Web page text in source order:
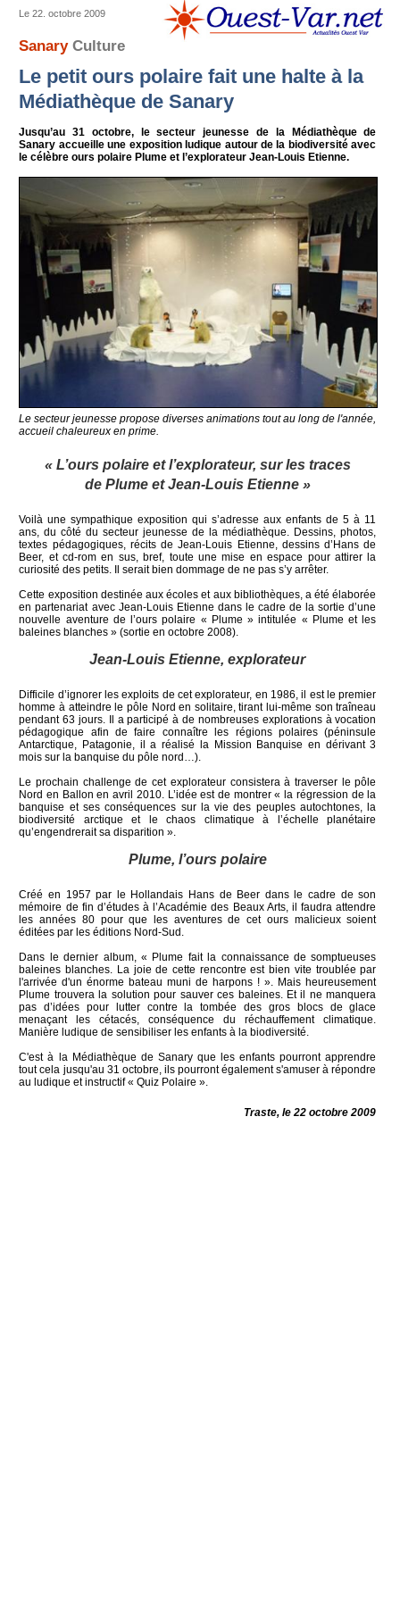
Le 22. octobre 2009
SanaryCulture
Le petit ours polaire fait une halte à la
Médiathèque de Sanary
Jusqu’au 31 octobre, le secteur jeunesse de la Médiathèque de
Sanary accueille une exposition ludique autour de la biodiversité avec
le célèbre ours polaire Plume et l’explorateur Jean-Louis Etienne.
Le secteur jeunesse propose diverses animations tout au long de l'année,
accueil chaleureux en prime.
« L’ours polaire et l’explorateur, sur les traces
de Plume et Jean-Louis Etienne »
Voilà une sympathique exposition qui s’adresse aux enfants de 5 à 11
ans, du côté du secteur jeunesse de la médiathèque. Dessins, photos,
textes pédagogiques, récits de Jean-Louis Etienne, dessins d’Hans de
Beer, et cd-rom en sus, bref, toute une mise en espace pour attirer la
curiosité des petits. Il serait bien dommage de ne pas s’y arrêter.
Cette exposition destinée aux écoles et aux bibliothèques, a été élaborée
en partenariat avec Jean-Louis Etienne dans le cadre de la sortie d’une
nouvelle aventure de l’ours polaire « Plume » intitulée « Plume et les
baleines blanches » (sortie en octobre 2008).
Jean-Louis Etienne, explorateur
Difficile d’ignorer les exploits de cet explorateur, en 1986, il est le premier
homme à atteindre le pôle Nord en solitaire, tirant lui-même son traîneau
pendant 63 jours. Il a participé à de nombreuses explorations à vocation
pédagogique afin de faire connaître les régions polaires (péninsule
Antarctique, Patagonie, il a réalisé la Mission Banquise en dérivant 3
mois sur la banquise du pôle nord…).
Le prochain challenge de cet explorateur consistera à traverser le pôle
Nord en Ballon en avril 2010. L’idée est de montrer « la régression de la
banquise et ses conséquences sur la vie des peuples autochtones, la
biodiversité arctique et le chaos climatique à l’échelle planétaire
qu’engendrerait sa disparition ».
Plume, l’ours polaire
Créé en 1957 par le Hollandais Hans de Beer dans le cadre de son
mémoire de fin d’études à l’Académie des Beaux Arts, il faudra attendre
les années 80 pour que les aventures de cet ours malicieux soient
éditées par les éditions Nord-Sud.
Dans le dernier album, « Plume fait la connaissance de somptueuses
baleines blanches. La joie de cette rencontre est bien vite troublée par
l'arrivée d'un énorme bateau muni de harpons ! ». Mais heureusement
Plume trouvera la solution pour sauver ces baleines. Et il ne manquera
pas d’idées pour lutter contre la tombée des gros blocs de glace
menaçant les cétacés, conséquence du réchauffement climatique.
Manière ludique de sensibiliser les enfants à la biodiversité.
C'est à la Médiathèque de Sanary que les enfants pourront apprendre
tout cela jusqu'au 31 octobre, ils pourront également s'amuser à répondre
au ludique et instructif « Quiz Polaire ».
Traste, le 22 octobre 2009